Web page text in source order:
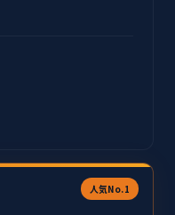
人気No.1